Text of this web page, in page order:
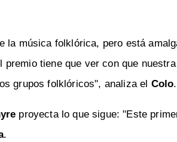
la música folklórica, pero está
tiene que ver con que
grupos folklóricos", analiza el Colo.
proyecta lo que sigue: "Este
.